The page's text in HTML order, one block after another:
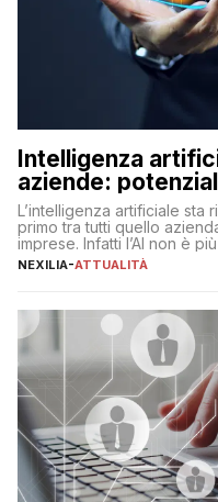
Intelligenza
aziende:
L’intelligenza artificiale sta
primo tra tutti quello
imprese. Infatti l’AI non è
realtà operativa che sta
operazioni, bensì
NEXILIA-ATTUALITÀ